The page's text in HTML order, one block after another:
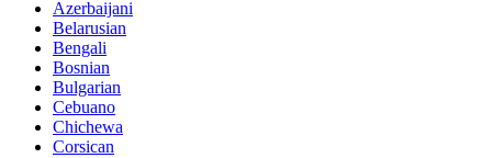
Azerbaijani
Belarusian
Bengali
Bosnian
Bulgarian
Cebuano
Chichewa
Corsican